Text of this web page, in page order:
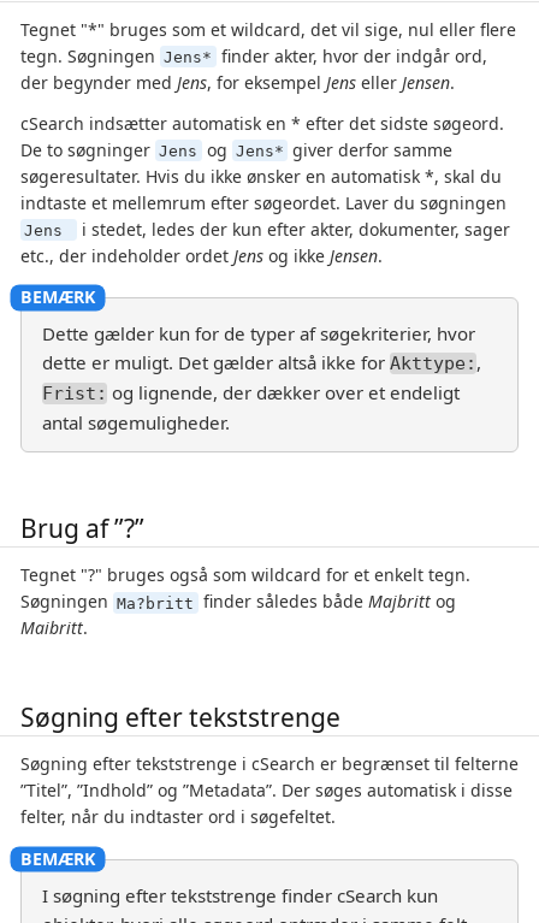
Tegnet "*" bruges som et wildcard, det vil sige, nul eller flere
tegn. Søgningen Jens* finder akter, hvor der indgår ord,
der begynder med Jens, for eksempel Jens eller Jensen.
cSearch indsætter automatisk en * efter det sidste søgeord.
De to søgninger Jens og Jens* giver derfor samme
søgeresultater. Hvis du ikke ønsker en automatisk *, skal du
indtaste et mellemrum efter søgeordet. Laver du søgningen
Jens
i stedet, ledes der kun efter akter, dokumenter, sager
etc., der indeholder ordet Jens og ikke Jensen.
Dette gælder kun for de typer af søgekriterier, hvor
dette er muligt. Det gælder altså ikke for Akttype: ,
Frist: og lignende, der dækker over et endeligt
antal søgemuligheder.
Brug af ”?”
Tegnet "?" bruges også som wildcard for et enkelt tegn.
Søgningen Ma?britt finder således både Majbrittog
Maibritt.
Søgning efter tekststrenge
Søgning efter tekststrenge i cSearch er begrænset til felterne
”Titel”, ”Indhold” og ”Metadata”. Der søges automatisk i disse
felter, når du indtaster ord i søgefeltet.
I søgning efter tekststrenge finder cSearch kun